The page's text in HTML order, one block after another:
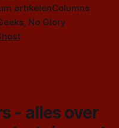
artikelenColumns
No Glory
- alles over